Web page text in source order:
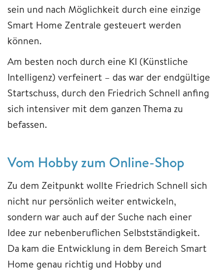
sein und nach Möglichkeit durch eine einzige
Smart Home Zentrale gesteuert werden
können.
Am besten noch durch eine KI (Künstliche
Intelligenz) verfeinert – das war der endgültige
Startschuss, durch den Friedrich Schnell anfing
sich intensiver mit dem ganzen Thema zu
befassen.
Vom Hobby zum Online-Shop
Zu dem Zeitpunkt wollte Friedrich Schnell sich
nicht nur persönlich weiter entwickeln,
sondern war auch auf der Suche nach einer
Idee zur nebenberuflichen Selbstständigkeit.
Da kam die Entwicklung in dem Bereich Smart
Home genau richtig und Hobby und